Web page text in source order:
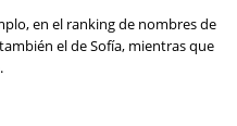
en el ranking de nombres de
el de Sofía, mientras que